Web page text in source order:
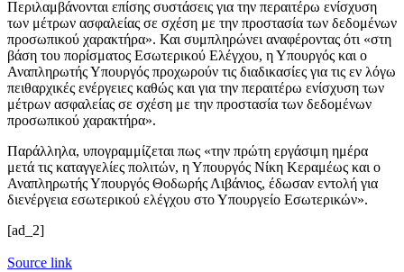
Περιλαμβάνονται επίσης συστάσεις για την περαιτέρω ενίσχυση
των μέτρων ασφαλείας σε σχέση με την προστασία των δεδομένων
προσωπικού χαρακτήρα». Και συμπληρώνει αναφέροντας ότι «στη
βάση του πορίσματος Εσωτερικού Ελέγχου, η Υπουργός και ο
Αναπληρωτής Υπουργός προχωρούν τις διαδικασίες για τις εν λόγω
πειθαρχικές ενέργειες καθώς και για την περαιτέρω ενίσχυση των
μέτρων ασφαλείας σε σχέση με την προστασία των δεδομένων
προσωπικού χαρακτήρα».
Παράλληλα, υπογραμμίζεται πως «την πρώτη εργάσιμη ημέρα
μετά τις καταγγελίες πολιτών, η Υπουργός Νίκη Κεραμέως και ο
Αναπληρωτής Υπουργός Θοδωρής Λιβάνιος, έδωσαν εντολή για
διενέργεια εσωτερικού ελέγχου στο Υπουργείο Εσωτερικών».
[ad_2]
Source link